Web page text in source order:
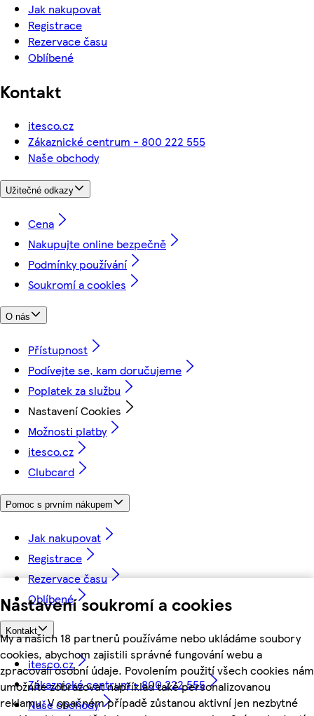
Nastavení soukromí a cookies
My a našich 18 partnerů používáme nebo ukládáme soubory
cookies, abychom zajistili správné fungování webu a
zpracovali osobní údaje. Povolením použití všech cookies nám
umožníte zobrazovat například také personalizovanou
reklamu. V opačném případě zůstanou aktivní jen nezbytné
Jak nakupovat
Registrace
Rezervace času
Oblíbené
Kontakt
itesco.cz
Zákaznické centrum - 800 222 555
Naše obchody
Užitečné odkazy
Cena
Nakupujte online bezpečně
Podmínky používání
Soukromí a cookies
O nás
Přístupnost
Podívejte se, kam doručujeme
Poplatek za službu
Nastavení Cookies
Možnosti platby
itesco.cz
Clubcard
Pomoc s prvním nákupem
Jak nakupovat
Registrace
Rezervace času
Oblíbené
Kontakt
itesco.cz
Zákaznické centrum - 800 222 555
Naše obchody